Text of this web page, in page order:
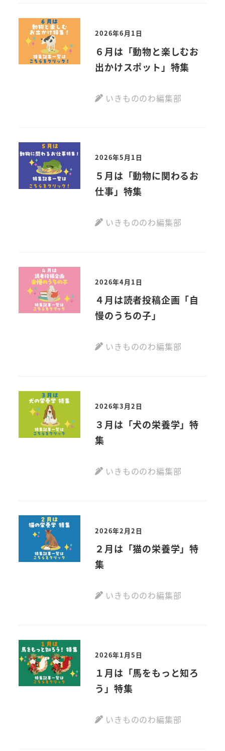
2026年6月1日
６月は「動物と楽しむお
出かけスポット」特集
いきもののわ編集部
2026年5月1日
５月は「動物に関わるお
仕事」特集
いきもののわ編集部
2026年4月1日
４月は読者投稿企画「自
慢のうちの子」
いきもののわ編集部
2026年3月2日
３月は「犬の栄養学」特
集
いきもののわ編集部
2026年2月2日
２月は「猫の栄養学」特
集
いきもののわ編集部
2026年1月5日
１月は「馬をもっと知ろ
う」特集
いきもののわ編集部